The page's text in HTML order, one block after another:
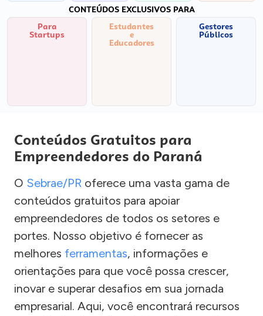
CONTEÚDOS EXCLUSIVOS PARA
Para
Startups
Estudantes
e
Educadores
Gestores
Públicos
Conteúdos Gratuitos para
Empreendedores do Paraná
O Sebrae/PR oferece uma vasta gama de
conteúdos gratuitos para apoiar
empreendedores de todos os setores e
portes. Nosso objetivo é fornecer as
melhores ferramentas, informações e
orientações para que você possa crescer,
inovar e superar desafios em sua jornada
empresarial. Aqui, você encontrará recursos